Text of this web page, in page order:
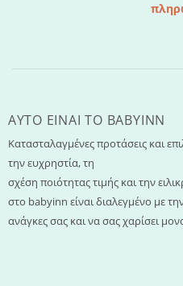
AYTO EINAI TO ΒΑΒΥΙΝΝ
Κατασταλαγμένες προτάσεις και
την ευχρηστία, τη
σχέση ποιότητας τιμής και την
στο babyinn είναι διαλεγμένο με
ανάγκες σας και να σας χαρίσει